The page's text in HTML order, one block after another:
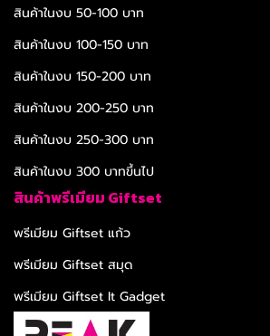
สินค้าในงบ 50-100 บาท
สินค้าในงบ 100-150 บาท
สินค้าในงบ 150-200 บาท
สินค้าในงบ 200-250 บาท
สินค้าในงบ 250-300 บาท
สินค้าในงบ 300 บาทขึ้นไป
สินค้าพรีเมียม Giftset
พรีเมียม Giftset แก้ว
พรีเมียม Giftset สมุด
พรีเมียม Giftset It Gadget